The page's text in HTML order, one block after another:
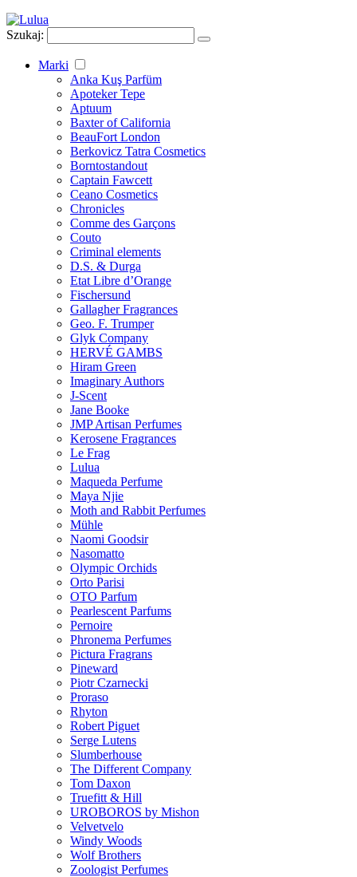
Szukaj:
Marki
Anka Kuş Parfüm
Apoteker Tepe
Aptuum
Baxter of California
BeauFort London
Berkovicz Tatra Cosmetics
Borntostandout
Captain Fawcett
Ceano Cosmetics
Chronicles
Comme des Garçons
Couto
Criminal elements
D.S. & Durga
Etat Libre d’Orange
Fischersund
Gallagher Fragrances
Geo. F. Trumper
Glyk Company
HERVÉ GAMBS
Hiram Green
Imaginary Authors
J-Scent
Jane Booke
JMP Artisan Perfumes
Kerosene Fragrances
Le Frag
Lulua
Maqueda Perfume
Maya Njie
Moth and Rabbit Perfumes
Mühle
Naomi Goodsir
Nasomatto
Olympic Orchids
Orto Parisi
OTO Parfum
Pearlescent Parfums
Pernoire
Phronema Perfumes
Pictura Fragrans
Pineward
Piotr Czarnecki
Proraso
Rhyton
Robert Piguet
Serge Lutens
Slumberhouse
The Different Company
Tom Daxon
Truefitt & Hill
UROBOROS by Mishon
Velvetvelo
Windy Woods
Wolf Brothers
Zoologist Perfumes